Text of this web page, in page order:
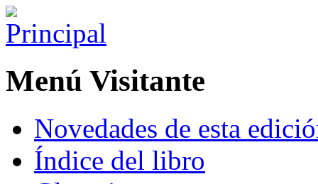
Menú Visitante
Novedades de esta
Índice del libro